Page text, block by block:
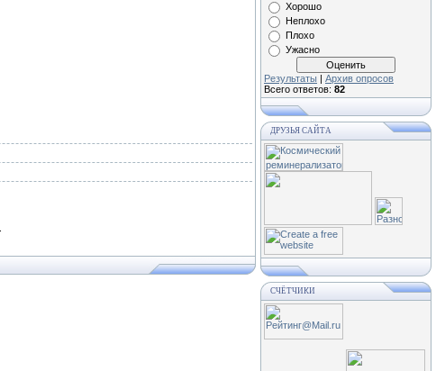
Хорошо
Неплохо
Плохо
Ужасно
Результаты | Архив опросов
Всего ответов: 82
ДРУЗЬЯ САЙТА
СЧЁТЧИКИ